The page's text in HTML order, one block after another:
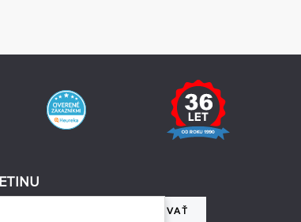
REGISTROVAŤ